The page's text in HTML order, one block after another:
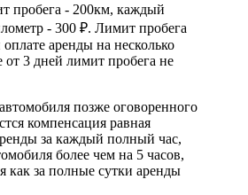
пробега - 200км, каждый
- 300 ₽. Лимит пробега
аренды на несколько
от 3 дней лимит пробега не
позже оговоренного
компенсация равная
за каждый полный час,
более чем на 5 часов,
как за полные сутки аренды